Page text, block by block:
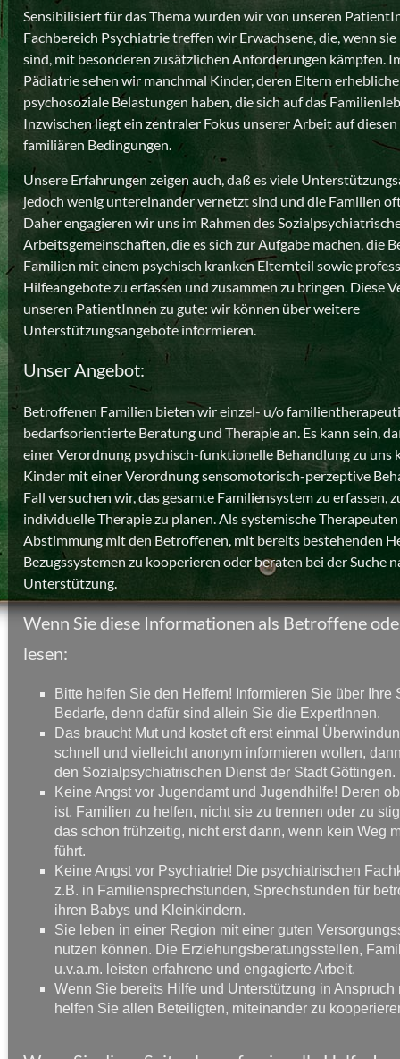
Sensibilisiert für das Thema wurden wir von unseren
Fachbereich Psychiatrie treffen wir Erwachsene, die, wenn
sind, mit besonderen zusätzlichen Anforderungen kämpfen.
Pädiatrie sehen wir manchmal Kinder, deren Eltern
psychosoziale Belastungen haben, die sich auf das
Inzwischen liegt ein zentraler Fokus unserer Arbeit auf
familiären Bedingungen.
Unsere Erfahrungen zeigen auch, daß es viele
jedoch wenig untereinander vernetzt sind und die Familien
Daher engagieren wir uns im Rahmen des
Arbeitsgemeinschaften, die es sich zur Aufgabe machen, die
Familien mit einem psychisch kranken Elternteil sowie
Hilfeangebote zu erfassen und zusammen zu bringen. Diese
unseren PatientInnen zu gute: wir können über weitere
Unterstützungsangebote informieren.
Unser Angebot:
Betroffenen Familien bieten wir einzel- u/o
bedarfsorientierte Beratung und Therapie an. Es kann sein,
einer Verordnung psychisch-funktionelle Behandlung zu uns
Kinder mit einer Verordnung sensomotorisch-perzeptive
Fall versuchen wir, das gesamte Familiensystem zu erfassen,
individuelle Therapie zu planen. Als systemische
Abstimmung mit den Betroffenen, mit bereits bestehenden
Bezugssystemen zu kooperieren oder beraten bei der Suche
Unterstützung.
Wenn Sie diese Informationen als Betroffene
lesen:
Bitte helfen Sie den Helfern! Informieren Sie über Ihre
Bedarfe, denn dafür sind allein Sie die ExpertInnen.
Das braucht Mut und kostet oft erst einmal
schnell und vielleicht anonym informieren wollen,
den Sozialpsychiatrischen Dienst der Stadt Göttingen.
Keine Angst vor Jugendamt und Jugendhilfe! Deren
ist, Familien zu helfen, nicht sie zu trennen oder zu
das schon frühzeitig, nicht erst dann, wenn kein Weg
führt.
Keine Angst vor Psychiatrie! Die psychiatrischen
z.B. in Familiensprechstunden, Sprechstunden für
ihren Babys und Kleinkindern.
Sie leben in einer Region mit einer guten
nutzen können. Die Erziehungsberatungsstellen,
u.v.a.m. leisten erfahrene und engagierte Arbeit.
Wenn Sie bereits Hilfe und Unterstützung in Anspruch
helfen Sie allen Beteiligten, miteinander zu